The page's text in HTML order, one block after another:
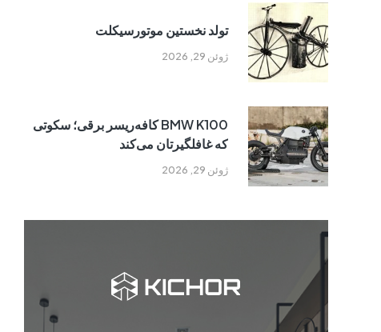
ژوئن 29, 2026
تولد نخستین موتورسیکلت
ژوئن 29, 2026
BMW K100 کافه‌ریسر برقی؛ سکوتی
که غافلگیرتان می‌کند